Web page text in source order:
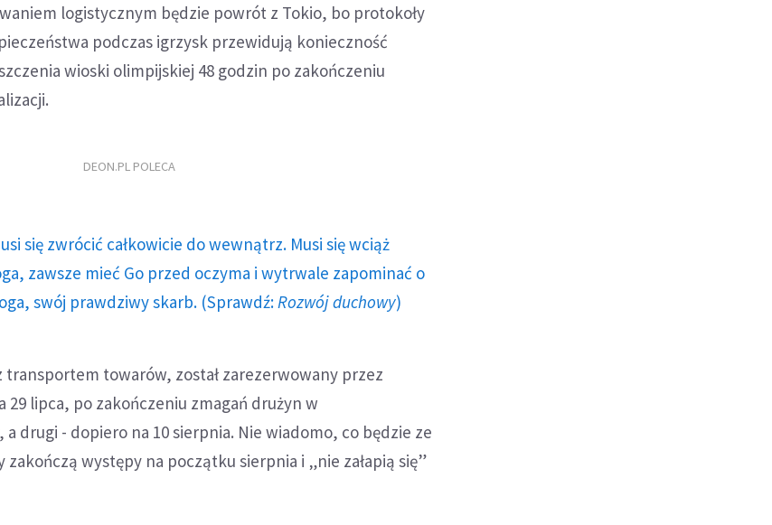
logistycznym będzie powrót z Tokio, bo protokoły
podczas igrzysk przewidują konieczność
wioski olimpijskiej 48 godzin po zakończeniu
DEON.PL POLECA
się zwrócić całkowicie do wewnątrz. Musi się wciąż
zawsze mieć Go przed oczyma i wytrwale zapominać o
swój prawdziwy skarb. (Sprawdź: Rozwój duchowy)
towarów, został zarezerwowany przez
lipca, po zakończeniu zmagań drużyn w
drugi - dopiero na 10 sierpnia. Nie wiadomo, co będzie ze
występy na początku sierpnia i „nie załapią się”